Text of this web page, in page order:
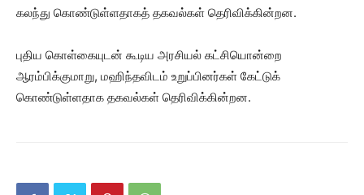
கலந்து கொண்டுள்ளதாகத் தகவல்கள் தெரிவிக்கின்றன.
புதிய கொள்கையுடன் கூடிய அரசியல் கட்சியொன்றை
ஆரம்பிக்குமாறு, மஹிந்தவிடம் உறுப்பினர்கள் கேட்டுக்
கொண்டுள்ளதாக தகவல்கள் தெரிவிக்கின்றன.